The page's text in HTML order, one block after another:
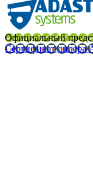
Официальный
Сертификат дилера